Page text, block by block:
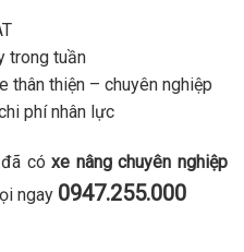
trong tuần
thân thiện – chuyên nghiệp
phí nhân lực
đã cóxe nâng chuyên nghiệp
ngay 0947.255.000